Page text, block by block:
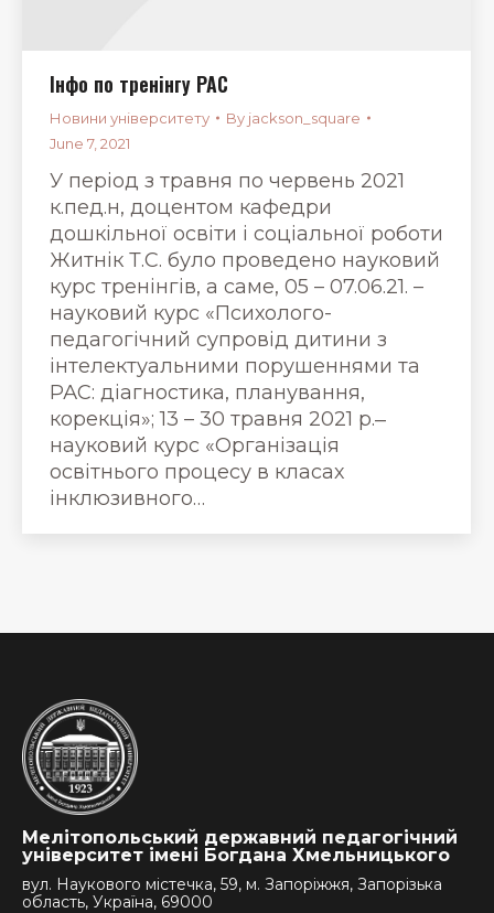
Інфо по тренінгу РАС
Новини університету By jackson_square
June 7, 2021
У період з травня по червень 2021
к.пед.н, доцентом кафедри
дошкільної освіти і соціальної роботи
Житнік Т.С. було проведено науковий
курс тренінгів, а саме, 05 – 07.06.21. –
науковий курс «Психолого-
педагогічний супровід дитини з
інтелектуальними порушеннями та
РАС: діагностика, планування,
корекція»; 13 – 30 травня 2021 р.‒
науковий курс «Організація
освітнього процесу в класах
інклюзивного…
Мелітопольський державний педагогічний
університет імені Богдана Хмельницького
вул. Наукового містечка, 59, м. Запоріжжя, Запорізька
область, Україна, 69000